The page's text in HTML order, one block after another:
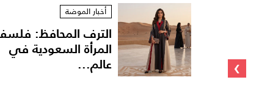
›
أخبار الموضة
الترف المحافظ:
المرأة السعودية في
عالم...